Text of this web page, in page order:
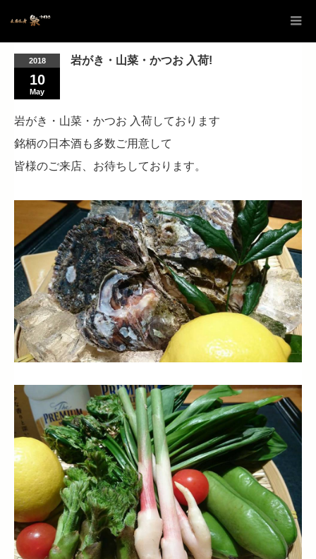
2018
10
May
岩がき・山菜・かつお 入荷!
岩がき・山菜・かつお 入荷しております
銘柄の日本酒も多数ご用意して
皆様のご来店、お待ちしております。